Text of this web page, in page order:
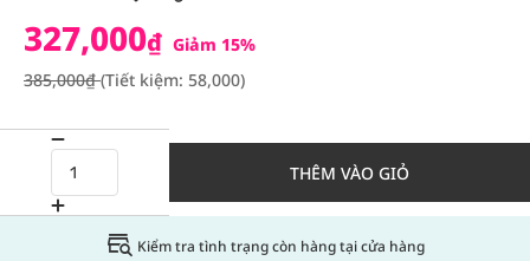
327,000₫ Giảm 15%
385,000₫(Tiết kiệm: 58,000)
THÊM VÀO GIỎ
Kiểm tra tình trạng còn hàng tại cửa hàng